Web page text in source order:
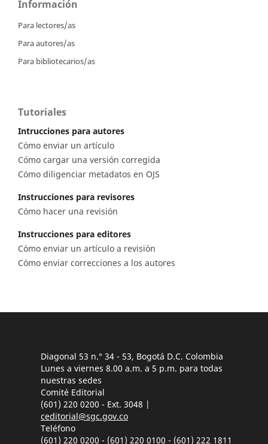
Información
Para lectores/as
Para autores/as
Para bibliotecarios/as
Tutoriales
Intrucciones para autores
Cómo enviar un artículo
Cómo cargar una versión corregida
Cómo diligenciar metadatos en OJS
Instrucciones para revisores
Cómo hacer una revisión
Instrucciones para editores
Cómo enviar un artículo a revisión
Cómo enviar correcciones a los autores
Diagonal 53 n.° 34 - 53, Bogotá D.C. Colombia
Lunes a viernes 8.00 a.m. a 5 p.m. para todas
nuestras sedes
Comité Editorial
(601) 220 0200 - Ext. 3048 |
ceditorial@sgc.gov.co
Teléfono
(601) 220 0200 - (601) 220 0100 - (601) 222 1811